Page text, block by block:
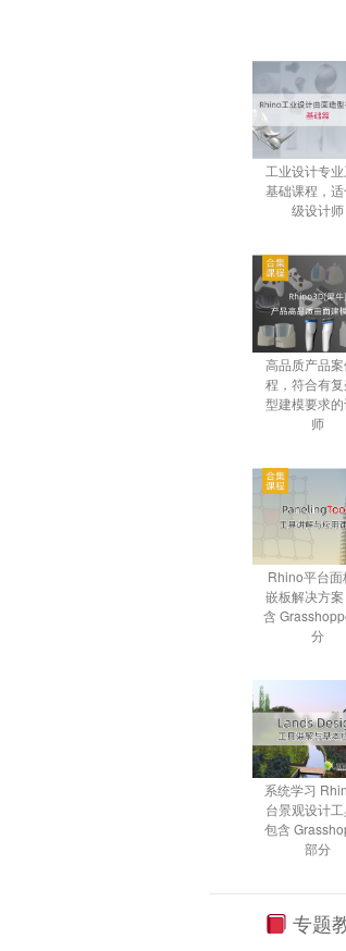
工业设计专
基础课程，
级设计师
高品质产品
程，符合有
型建模要求
师
Rhino平台面
嵌板解决方
含
分
系统学习
台景观设计工
包含
部分
专题